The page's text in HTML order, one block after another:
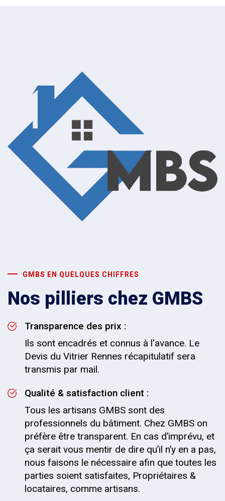
GMBS EN QUELQUES CHIFFRES
Nos pilliers chez GMBS
Transparence des prix :
Ils sont encadrés et connus à l'avance. Le
Devis du Vitrier Rennes récapitulatif sera
transmis par mail.
Qualité & satisfaction client :
Tous les artisans GMBS sont des
professionnels du bâtiment. Chez GMBS on
préfère être transparent. En cas d’imprévu, et
ça serait vous mentir de dire qu’il n’y en a pas,
nous faisons le nécessaire afin que toutes les
parties soient satisfaites, Propriétaires &
locataires, comme artisans.